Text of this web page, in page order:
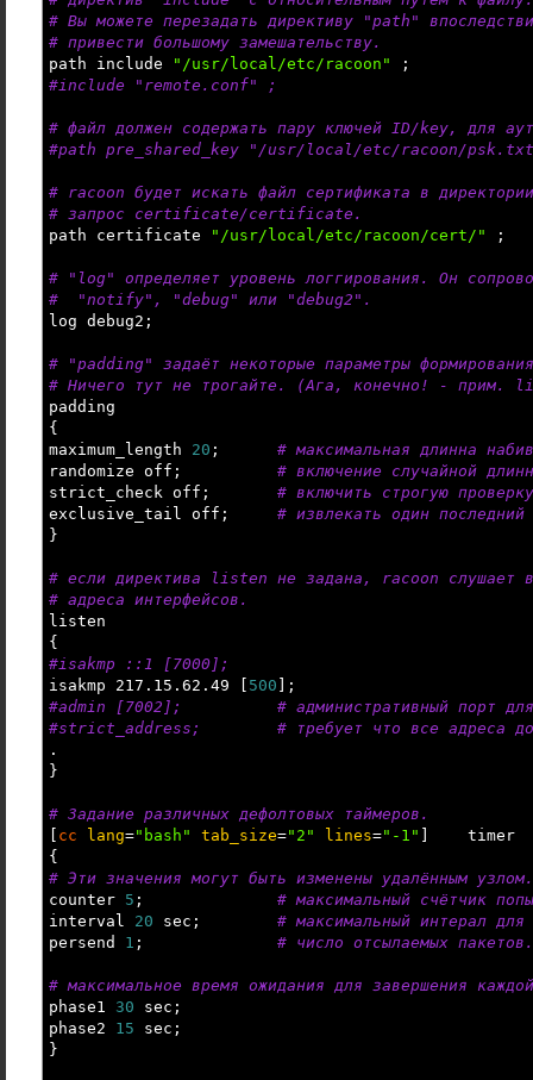
# Вы можете перезадать директиву "path"
# привести большому замешательству.
path include
"/usr/local/etc/racoon"
;
#include "remote.conf" ;
# файл должен содержать пару ключей ID/key, для
#path pre_shared_key "/usr/local/etc/racoon/
# racoon будет искать файл сертификата в
# запрос certificate/certificate.
path certificate
"/usr/local/etc/racoon/cert/" ;
# "log" определяет уровень логгирования. Он
# "notify", "debug" или "debug2".
log debug2;
# "padding" задаёт некоторые параметры
# Ничего тут не трогайте. (Ага, конечно! - прим.
padding
{
maximum_length 20 ; # максимальная длинна
randomize off; # включение случайной
strict_check off; # включить строгую
exclusive_tail off; # извлекать один
}
# если директива listen не задана, racoon слушает
# адреса интерфейсов.
listen
{
#isakmp ::1 [7000];
isakmp 217.15.62.49
500
;
#admin [7002]; # административный порт
#strict_address; # требует что все адреса
.
}
# Задание различных дефолтовых таймеров.
cc lang="bash" tab_size="2" lines="-1"
timer
{
# Эти значения могут быть изменены удалённым узлом.
counter 5 ; # максимальный счётчик
interval 20 sec; # максимальный интерал
persend 1 ; # число отсылаемых пакетов.
# максимальное время ожидания для завершения
phase1 30 sec;
phase2 15 sec;
}